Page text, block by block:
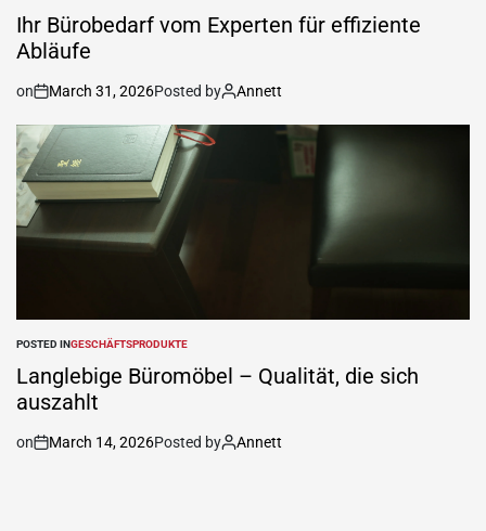
Ihr Bürobedarf vom Experten für effiziente
Abläufe
on March 31, 2026Posted by Annett
POSTED INGESCHÄFTSPRODUKTE
Langlebige Büromöbel – Qualität, die sich
auszahlt
on March 14, 2026Posted by Annett